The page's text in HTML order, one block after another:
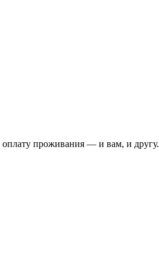
проживания — и вам, и другу.